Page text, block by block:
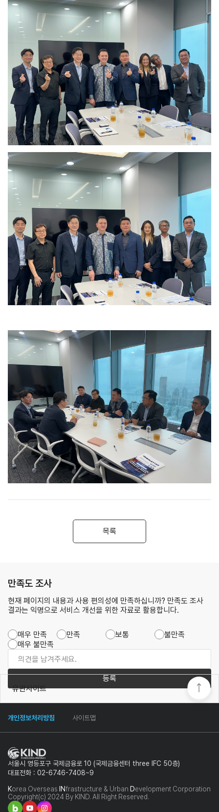
목록
만족도 조사
현재 페이지의 내용과 사용 편의성에 만족하십니까? 만족도 조사
결과는 익명으로 서비스 개선을 위한 자료로 활용합니다.
매우 만족 만족 보통
불만족
매우 불만족
등록
개인정보처리방침 사이트맵
유관사이트
서울시 영등포구 국제금융로 10 (국제금융센터 three IFC 50층)
대표전화 : 02-6746-7408~9
Korea Overseas INfrastructure & Urban Development Corporation
Copyright(c) 2024 By KIND. All Right Reserved.